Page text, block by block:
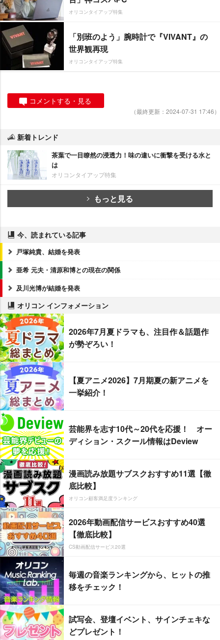
オリコンタイアップ特集
「別班のよう」腕時計で『VIVANT』の
世界観再現
オリコンタイアップ特集
コメントする・見る
（最終更新：2024-07-31 17:46）
新着トレンド
茶葉で一目瞭然の浸透力！味の違いに衝撃を受ける水と
は
オリコンタイアップ特集
もっと見る
今、読まれている記事
戸塚純貴、結婚を発表
亜希 元夫・清原和博との現在の関係
及川光博が結婚を発表
オリコン インフォメーション
2026年7月夏ドラマも、注目作＆話題作
が勢ぞろい！
【夏アニメ2026】7月期夏の新アニメを
一挙紹介！
芸能界を志す10代～20代を応援！ オー
ディション・スクール情報はDeview
漫画読み放題サブスクおすすめ11選【徹
底比較】
オリコン顧客満足度ランキング
2026年動画配信サービスおすすめ40選
【徹底比較】
CS動画配信サービス20選
毎週の音楽ランキングから、ヒットの推
移をチェック！
試写会、登壇イベント、サインチェキな
どプレゼント！